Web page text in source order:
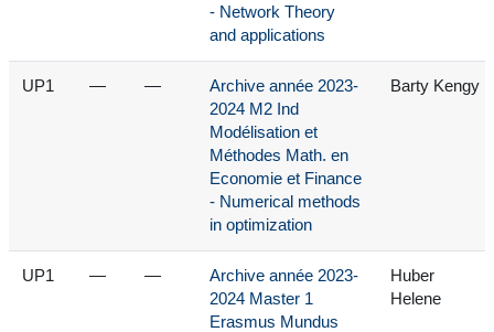
- Network Theory
and applications
UP1 — —
Archive année 2023-
2024 M2 Ind
Modélisation et
Méthodes Math. en
Economie et Finance
- Numerical methods
in optimization
Barty Kengy
UP1 — —
Archive année 2023-
2024 Master 1
Erasmus Mundus
Huber
Helene